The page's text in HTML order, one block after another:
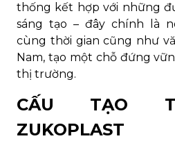
thống kết hợp với những
sáng tạo – đây chính là
cùng thời gian cũng như
Nam, tạo một chỗ đứng
thị trường.
CẤU TẠO
ZUKOPLAST